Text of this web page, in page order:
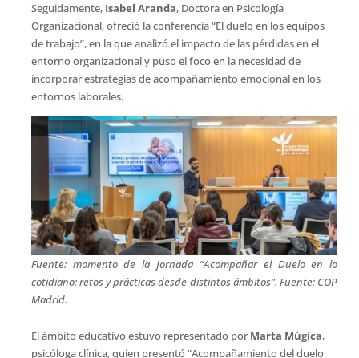
Seguidamente, Isabel Aranda, Doctora en Psicología
Organizacional, ofreció la conferencia “El duelo en los equipos
de trabajo”, en la que analizó el impacto de las pérdidas en el
entorno organizacional y puso el foco en la necesidad de
incorporar estrategias de acompañamiento emocional en los
entornos laborales.
Fuente: momento de la Jornada “Acompañar el Duelo en lo
cotidiano: retos y prácticas desde distintos ámbitos”. Fuente: COP
Madrid.
El ámbito educativo estuvo representado porMarta Múgica,
psicóloga clínica, quien presentó “Acompañamiento del duelo